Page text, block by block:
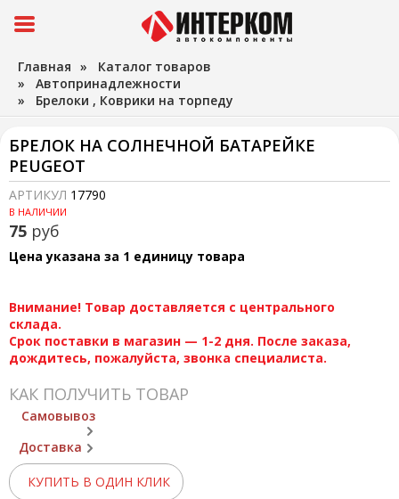
Главная » Каталог товаров
» Автопринадлежности
» Брелоки , Коврики на торпеду
БРЕЛОК НА СОЛНЕЧНОЙ БАТАРЕЙКЕ
PEUGEOT
АРТИКУЛ 17790
В НАЛИЧИИ
75 руб
Цена указана за 1 единицу товара
Внимание! Товар доставляется с центрального
склада.
Срок поставки в магазин — 1-2 дня. После заказа,
дождитесь, пожалуйста, звонка специалиста.
КАК ПОЛУЧИТЬ ТОВАР
Самовывоз
Доставка
КУПИТЬ В ОДИН КЛИК